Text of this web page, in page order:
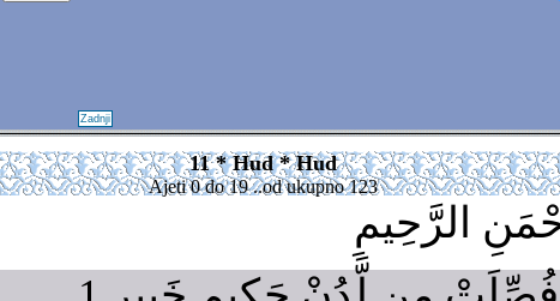
Zadnji
11 * Hud * Hud
Ajeti 0 do 19 ..od ukupno 123
الرَّحِيمِ